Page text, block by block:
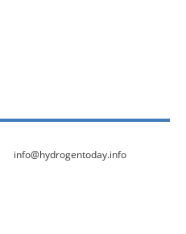
info@hydrogentoday.info